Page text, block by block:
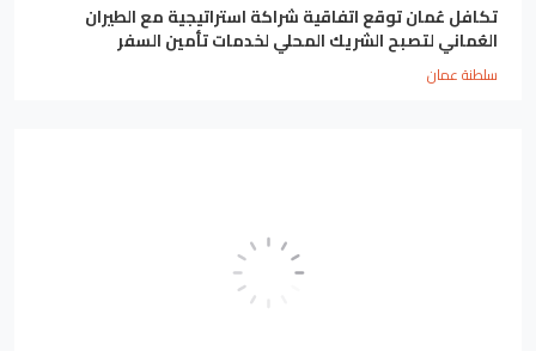
تكافل عُمان توقع اتفاقية شراكة استراتيجية مع الطيران
العُماني لتصبح الشريك المحلي لخدمات تأمين السفر
سلطنة عمان